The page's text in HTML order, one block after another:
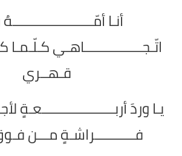
أنـا
اتّـجــــــــــــــــاهـي كـلّـمـا
قـهــري
يـا وردَ أربــــــــــــــــــــعـةٍ
فـــــــــــراشـةٍ مـــن